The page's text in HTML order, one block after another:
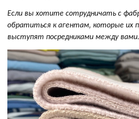
Если вы хотите сотрудничать с
обратиться к агентам, которые их
выступят посредниками между вами.